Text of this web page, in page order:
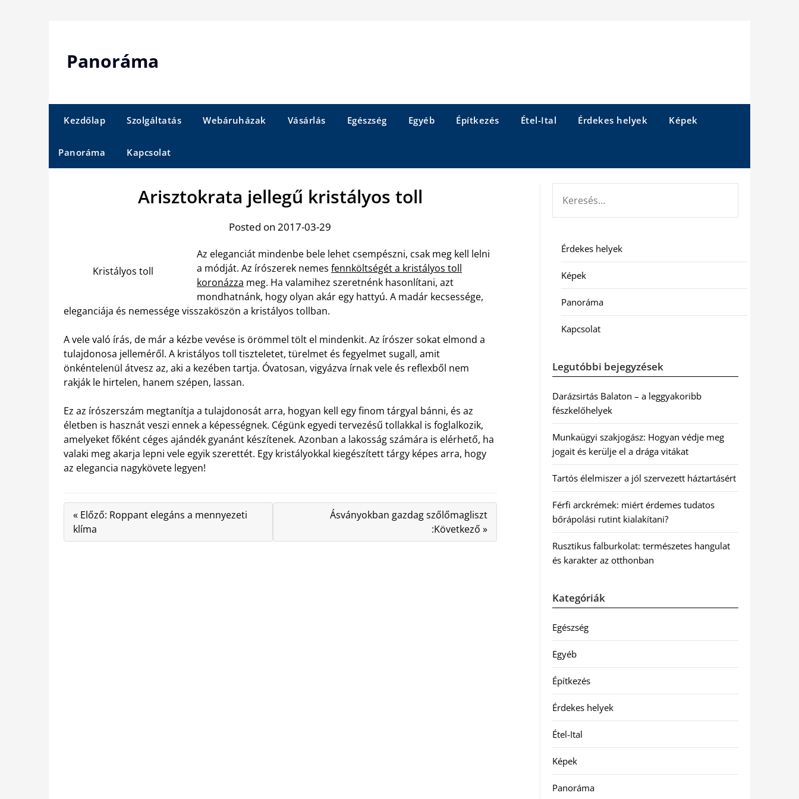
Panoráma
Kezdőlap Szolgáltatás Webáruházak Vásárlás Egészség Egyéb Építkezés Étel-Ital Érdekes helyek Képek
Panoráma Kapcsolat
Arisztokrata jellegű kristályos toll
Posted on 2017-03-29
Kristályos toll
Az eleganciát mindenbe bele lehet csempészni, csak meg kell lelni
a módját. Az írószerek nemes fennköltségét a kristályos toll
koronázza meg. Ha valamihez szeretnénk hasonlítani, azt
mondhatnánk, hogy olyan akár egy hattyú. A madár kecsessége,
eleganciája és nemessége visszaköszön a kristályos tollban.
A vele való írás, de már a kézbe vevése is örömmel tölt el mindenkit. Az írószer sokat elmond a
tulajdonosa jelleméről. A kristályos toll tiszteletet, türelmet és fegyelmet sugall, amit
önkéntelenül átvesz az, aki a kezében tartja. Óvatosan, vigyázva írnak vele és reflexből nem
rakják le hirtelen, hanem szépen, lassan.
Ez az írószerszám megtanítja a tulajdonosát arra, hogyan kell egy finom tárgyal bánni, és az
életben is hasznát veszi ennek a képességnek. Cégünk egyedi tervezésű tollakkal is foglalkozik,
amelyeket főként céges ajándék gyanánt készítenek. Azonban a lakosság számára is elérhető, ha
valaki meg akarja lepni vele egyik szerettét. Egy kristályokkal kiegészített tárgy képes arra, hogy
az elegancia nagykövete legyen!
« Előző: Roppant elegáns a mennyezeti
klíma
Ásványokban gazdag szőlőmagliszt
:Következő »
Érdekes helyek
Képek
Panoráma
Kapcsolat
Legutóbbi bejegyzések
Darázsirtás Balaton – a leggyakoribb
fészkelőhelyek
Munkaügyi szakjogász: Hogyan védje meg
jogait és kerülje el a drága vitákat
Tartós élelmiszer a jól szervezett háztartásért
Férfi arckrémek: miért érdemes tudatos
bőrápolási rutint kialakítani?
Rusztikus falburkolat: természetes hangulat
és karakter az otthonban
Kategóriák
Egészség
Egyéb
Építkezés
Érdekes helyek
Étel-Ital
Képek
Panoráma